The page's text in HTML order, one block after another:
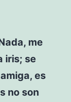
me
iris; se
es
no son